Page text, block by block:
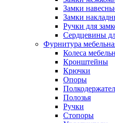
Замки
Замки
Ручки для
Сердцевины
Фурнитура
Колеса
Кронштейны
Крючки
Опоры
Полозья
Ручки
Стопоры